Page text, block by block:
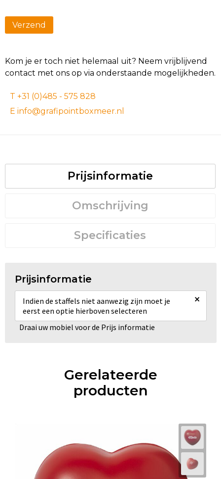
Kom je er toch niet helemaal uit? Neem vrijblijvend
contact met ons op via onderstaande mogelijkheden.
T +31 (0)485 - 575 828
E info@grafipointboxmeer.nl
Prijsinformatie
Omschrijving
Specificaties
Prijsinformatie
Indien de staffels niet aanwezig zijn moet je
eerst een optie hierboven selecteren
×
Draai uw mobiel voor de Prijs informatie
Gerelateerde
producten